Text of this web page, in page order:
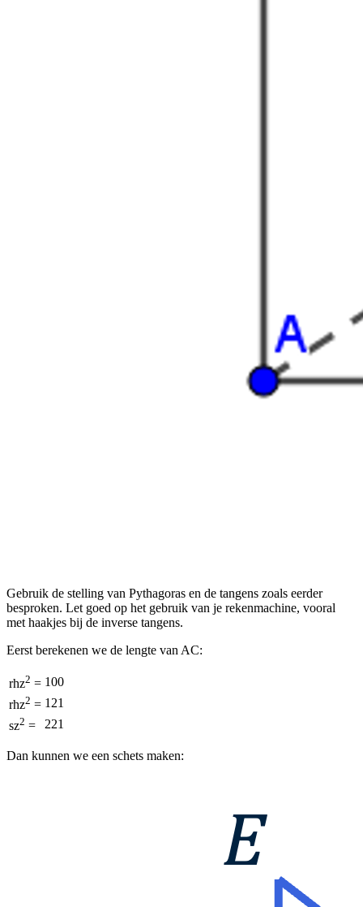
Gebruik de stelling van Pythagoras en de tangens zoals eerder
besproken. Let goed op het gebruik van je rekenmachine, vooral
met haakjes bij de inverse tangens.
Eerst berekenen we de lengte van AC:
rhz2 = 100
rhz2 = 121
sz2 = 221
Dan kunnen we een schets maken: